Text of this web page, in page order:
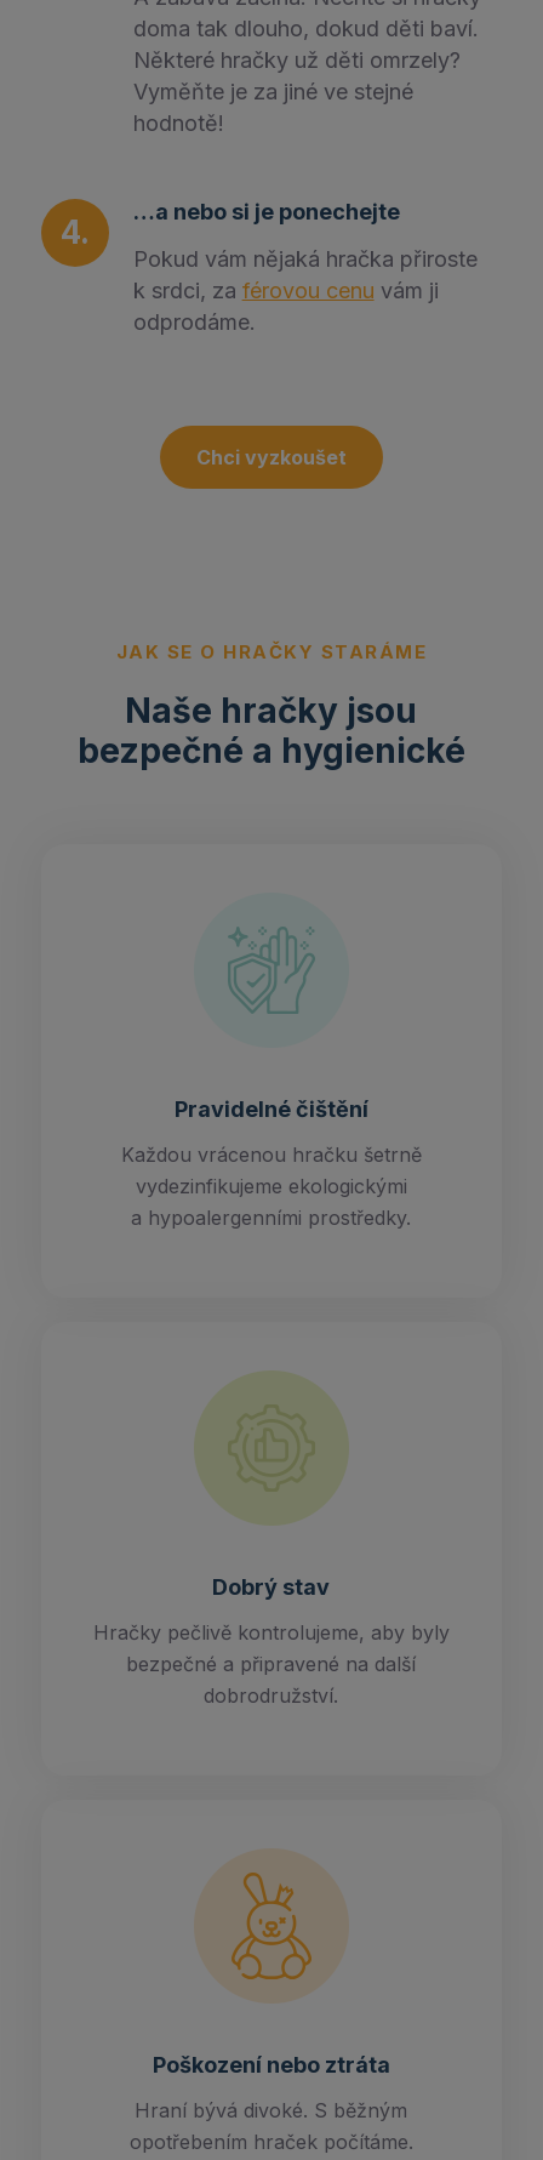
doma tak dlouho, dokud děti baví.
Některé hračky už děti omrzely?
Vyměňte je za jiné ve stejné
hodnotě!
…a nebo si je ponechejte
Pokud vám nějaká hračka přiroste
k srdci, za férovou cenu vám ji
odprodáme.
Chci vyzkoušet
JAK SE O HRAČKY STARÁME
Naše hračky jsou
bezpečné a hygienické
Pravidelné čištění
Každou vrácenou hračku šetrně
vydezinfikujeme ekologickými
a hypoalergenními prostředky.
Dobrý stav
Hračky pečlivě kontrolujeme, aby byly
bezpečné a připravené na další
dobrodružství.
Poškození nebo ztráta
Hraní bývá divoké. S běžným
opotřebením hraček počítáme.